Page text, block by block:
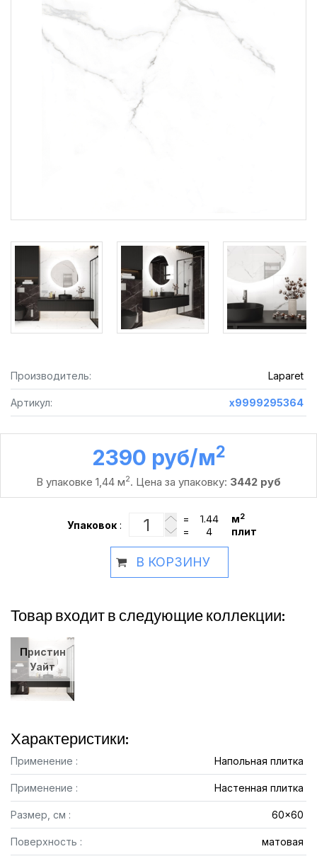
Производитель: Laparet
Артикул: х9999295364
2390 руб /м2
В упаковке 1,44 м2. Цена за упаковку: 3442 руб
Упаковок :
= м2
= плит
В КОРЗИНУ
Товар входит в следующие коллекции:
Пристин
Уайт
Характеристики:
Применение : Напольная плитка
Применение : Настенная плитка
Размер, см : 60x60
Поверхность : матовая